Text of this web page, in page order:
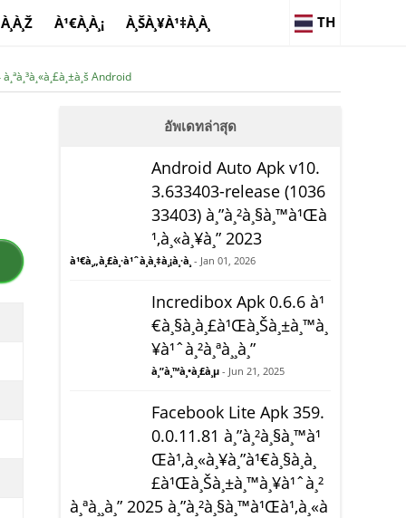
À¹€À¸À¸¡ À¸ŠÀ¸¥À¹‡À¸­À¸ TH
Android
อัพเดทล่าสุด
Android Auto Apk v10.
3.633403-release (1036
33403) à¸”à¸²à¸§à¸™à¹Œà
¹‚à¸«à¸¥à¸” 2023
à¹€à¸„à¸£à¸·à¹ˆà¸­à¸‡à¸¡à¸·à¸­ - Jan 01, 2026
Incredibox Apk 0.6.6 à¹
€à¸§à¸­à¸£à¹Œà¸Šà¸±à¸™à¸
¥à¹ˆà¸²à¸ªà¸¸à¸”
à¸”à¸™à¸•à¸£à¸µ - Jun 21, 2025
Facebook Lite Apk 359.
0.0.11.81 à¸”à¸²à¸§à¸™à¹
Œà¹‚à¸«à¸¥à¸”à¹€à¸§à¸­à¸
£à¹Œà¸Šà¸±à¸™à¸¥à¹ˆà¸²
à¸ªà¸¸à¸” 2025 à¸”à¸²à¸§à¸™à¹Œà¹‚à¸«à